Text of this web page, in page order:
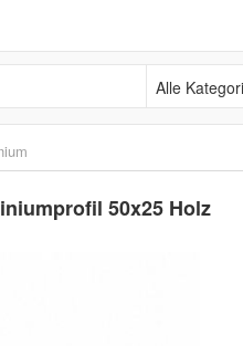
Alle Kategorien
50x25 Holz